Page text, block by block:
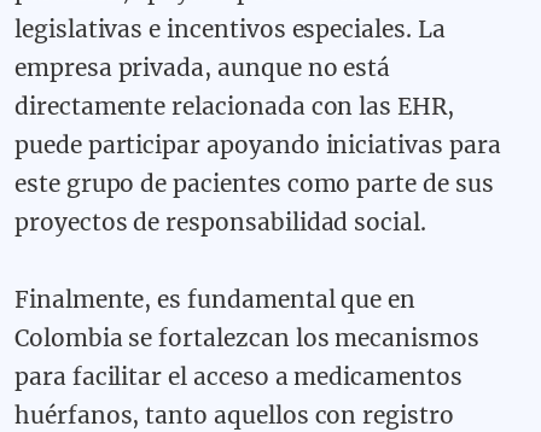
legislativas e incentivos especiales. La
empresa privada, aunque no está
directamente relacionada con las EHR,
puede participar apoyando iniciativas para
este grupo de pacientes como parte de sus
proyectos de responsabilidad social.
Finalmente, es fundamental que en
Colombia se fortalezcan los mecanismos
para facilitar el acceso a medicamentos
huérfanos, tanto aquellos con registro